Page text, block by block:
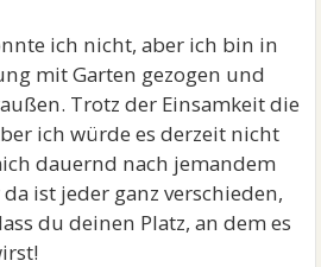
ich nicht, aber ich bin in
mit Garten gezogen und
Trotz der Einsamkeit die
ich würde es derzeit nicht
dauernd nach jemandem
ist jeder ganz verschieden,
du deinen Platz, an dem es